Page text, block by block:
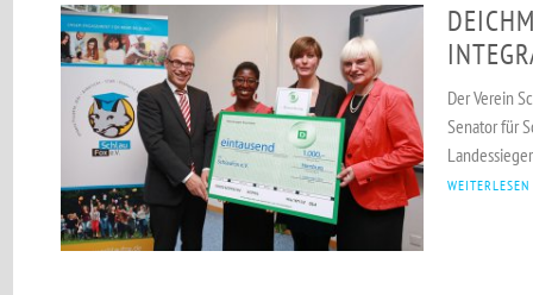
Der Verein
Senator für
WEITERLESEN